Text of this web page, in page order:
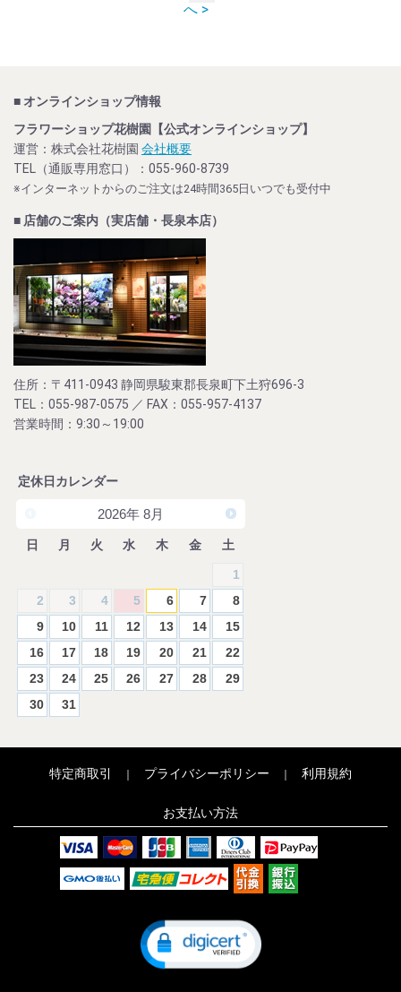
へ >
■ オンラインショップ情報
フラワーショップ花樹園【公式オンラインショップ】
運営：株式会社花樹園 会社概要
TEL（通販専用窓口）：055-960-8739
※インターネットからのご注文は24時間365日いつでも受付中
■ 店舗のご案内（実店舗・長泉本店）
住所：〒411-0943 静岡県駿東郡長泉町下土狩696-3
TEL：055-987-0575 ／ FAX：055-957-4137
営業時間：9:30～19:00
定休日カレンダー
2026年 8月
日 月 火 水 木 金 土
1
2
3 4 5 6 7
8
9
10 11 12 13 14
15
16
17 18 19 20 21
22
23
24 25 26 27 28
29
30
31
特定商取引 プライバシーポリシー 利用規約
お支払い方法